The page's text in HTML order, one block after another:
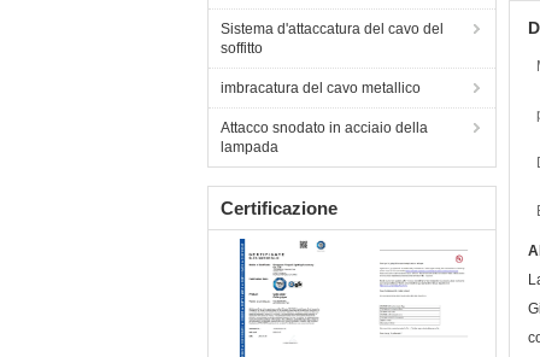
Sistema d'attaccatura del cavo del
soffitto
imbracatura del cavo metallico
Attacco snodato in acciaio della
lampada
Certificazione